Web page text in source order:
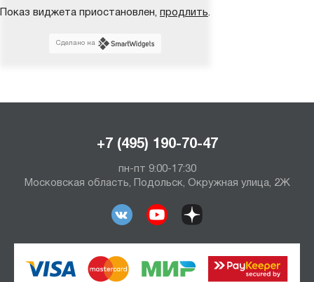
Показ виджета приостановлен, продлить.
Сделано на
+7 (495) 190-70-47
пн-пт 9:00-17:30
Московская область, Подольск, Окружная улица, 2Ж